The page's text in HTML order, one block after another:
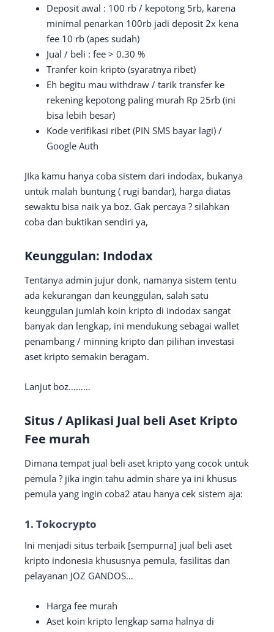
Deposit awal : 100 rb / kepotong 5rb, karena
minimal penarkan 100rb jadi deposit 2x kena
fee 10 rb (apes sudah)
Jual / beli : fee > 0.30 %
Tranfer koin kripto (syaratnya ribet)
Eh begitu mau withdraw / tarik transfer ke
rekening kepotong paling murah Rp 25rb (ini
bisa lebih besar)
Kode verifikasi ribet (PIN SMS bayar lagi) /
Google Auth
JIka kamu hanya coba sistem dari indodax, bukanya
untuk malah buntung ( rugi bandar), harga diatas
sewaktu bisa naik ya boz. Gak percaya ? silahkan
coba dan buktikan sendiri ya,
Keunggulan: Indodax
Tentanya admin jujur donk, namanya sistem tentu
ada kekurangan dan keunggulan, salah satu
keunggulan jumlah koin kripto di indodax sangat
banyak dan lengkap, ini mendukung sebagai wallet
penambang / minning kripto dan pilihan investasi
aset kripto semakin beragam.
Lanjut boz………
Situs / Aplikasi Jual beli Aset Kripto
Fee murah
Dimana tempat jual beli aset kripto yang cocok untuk
pemula ? jika ingin tahu admin share ya ini khusus
pemula yang ingin coba2 atau hanya cek sistem aja:
1. Tokocrypto
Ini menjadi situs terbaik [sempurna] jual beli aset
kripto indonesia khususnya pemula, fasilitas dan
pelayanan JOZ GANDOS…
Harga fee murah
Aset koin kripto lengkap sama halnya di